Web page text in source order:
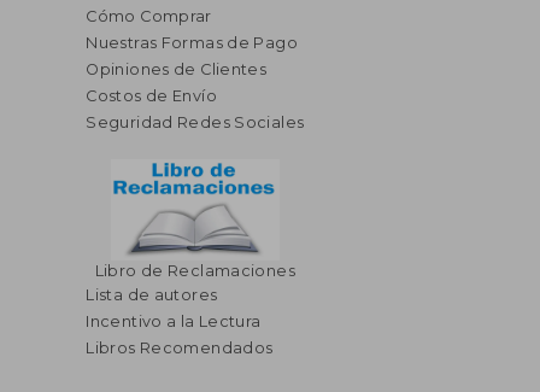
Cómo Comprar
Nuestras Formas de Pago
Opiniones de Clientes
Costos de Envío
Seguridad Redes Sociales
Libro de Reclamaciones
Lista de autores
Incentivo a la Lectura
Libros Recomendados